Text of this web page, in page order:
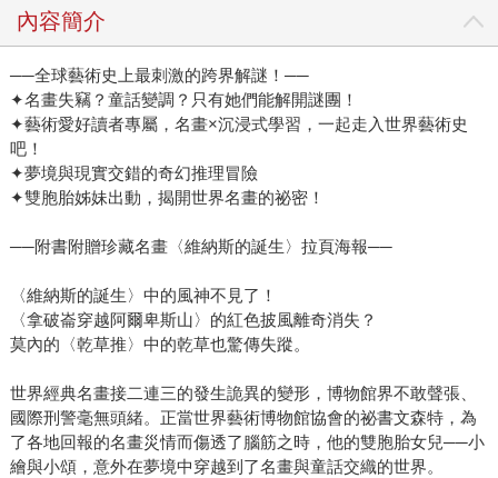
盡收眼底。書中並隨文附上QR Code音檔，能即時播放。
現在，就讓我們跟著破案姊妹花的腳步，一起推開那扇通往
名畫與夢境的神祕大門吧！
內容簡介
──全球藝術史上最刺激的跨界解謎！──
✦名畫失竊？童話變調？只有她們能解開謎團！
✦藝術愛好讀者專屬，名畫×沉浸式學習，一起走入世界藝術史
吧！
✦夢境與現實交錯的奇幻推理冒險
✦雙胞胎姊妹出動，揭開世界名畫的祕密！
──附書附贈珍藏名畫〈維納斯的誕生〉拉頁海報──
〈維納斯的誕生〉中的風神不見了！
〈拿破崙穿越阿爾卑斯山〉的紅色披風離奇消失？
莫內的〈乾草推〉中的乾草也驚傳失蹤。
世界經典名畫接二連三的發生詭異的變形，博物館界不敢聲張、
國際刑警毫無頭緒。正當世界藝術博物館協會的祕書文森特，為
了各地回報的名畫災情而傷透了腦筋之時，他的雙胞胎女兒──小
繪與小頌，意外在夢境中穿越到了名畫與童話交織的世界。